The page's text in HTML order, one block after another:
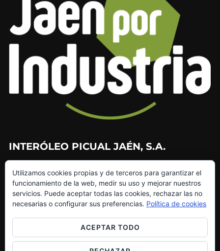
INTERÓLEO PICUAL JAÉN, S.A.
953 226 010
953 272 499
info@interoleo.com
canaldedenuncias@interoleo.com
Utilizamos cookies propias y de terceros para garantizar el
funcionamiento de la web, medir su uso y mejorar nuestros
servicios. Puede aceptar todas las cookies, rechazar las no
necesarias o configurar sus preferencias. Política de cookies
ACEPTAR TODO